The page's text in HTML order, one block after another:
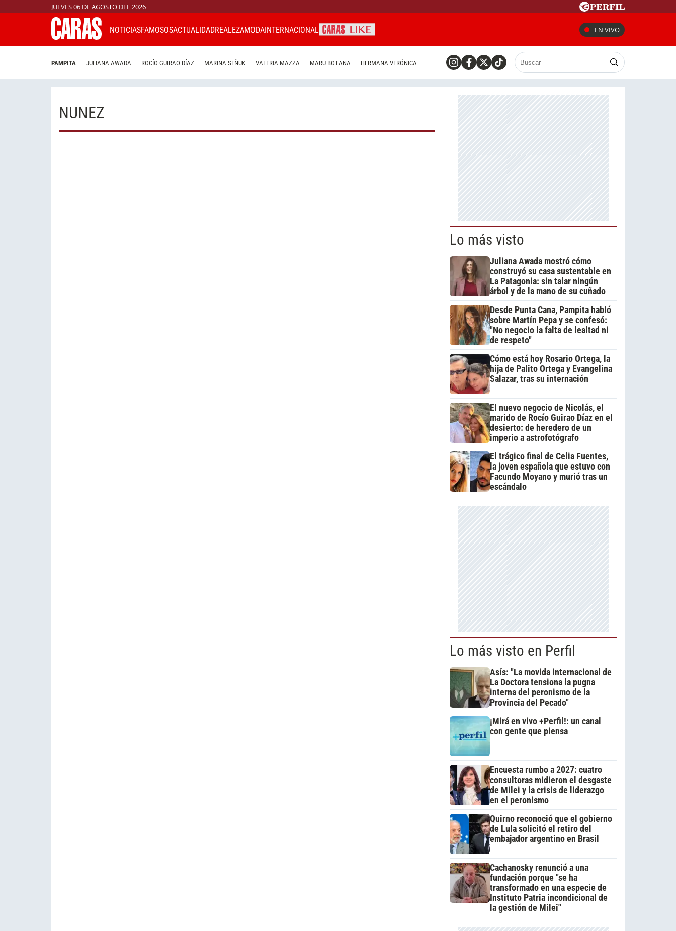
JUEVES 06 DE AGOSTO DEL 2026
NOTICIASFAMOSOSACTUALIDADREALEZAMODAINTERNACIONAL EN VIVO
PAMPITA JULIANA AWADA ROCÍO GUIRAO DÍAZ MARINA SEÑUK VALERIA MAZZA MARU BOTANA HERMANA VERÓNICA
NUNEZ
Lo más visto
Juliana Awada mostró cómo
construyó su casa sustentable en
La Patagonia: sin talar ningún
árbol y de la mano de su cuñado
Desde Punta Cana, Pampita habló
sobre Martín Pepa y se confesó:
"No negocio la falta de lealtad ni
de respeto"
Cómo está hoy Rosario Ortega, la
hija de Palito Ortega y Evangelina
Salazar, tras su internación
El nuevo negocio de Nicolás, el
marido de Rocío Guirao Díaz en el
desierto: de heredero de un
imperio a astrofotógrafo
El trágico final de Celia Fuentes,
la joven española que estuvo con
Facundo Moyano y murió tras un
escándalo
Lo más visto en Perfil
Asís: "La movida internacional de
La Doctora tensiona la pugna
interna del peronismo de la
Provincia del Pecado"
¡Mirá en vivo +Perfil!: un canal
con gente que piensa
Encuesta rumbo a 2027: cuatro
consultoras midieron el desgaste
de Milei y la crisis de liderazgo
en el peronismo
Quirno reconoció que el gobierno
de Lula solicitó el retiro del
embajador argentino en Brasil
Cachanosky renunció a una
fundación porque "se ha
transformado en una especie de
Instituto Patria incondicional de
la gestión de Milei"